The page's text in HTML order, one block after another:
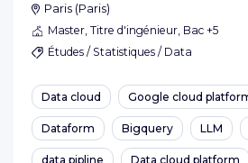
Paris (Paris)
Master, Titre d'ingénieur, Bac +5
Études / Statistiques / Data
Data cloud Google cloud
Dataform Bigquery LLM
data pipline Data cloud platform